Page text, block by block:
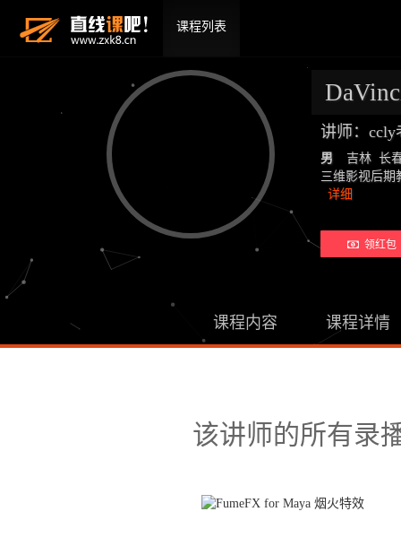
课程列表
讲师：ccly
男
吉林 长
三维影视后期
详细
领红包
课程内容 课程详情
该讲师的所有录